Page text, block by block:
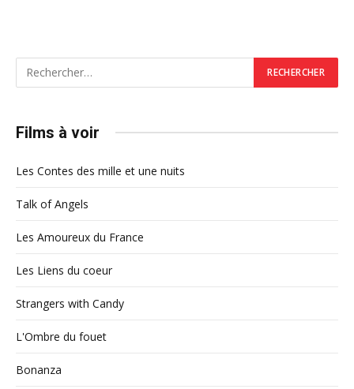
Films à voir
Les Contes des mille et une nuits
Talk of Angels
Les Amoureux du France
Les Liens du coeur
Strangers with Candy
L'Ombre du fouet
Bonanza